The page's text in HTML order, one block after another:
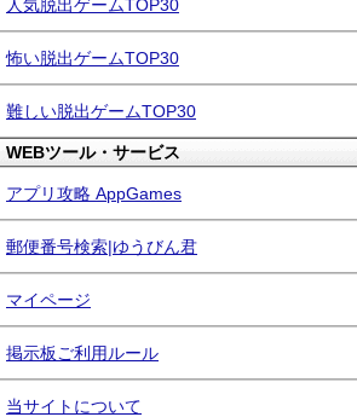
人気脱出ゲームTOP30
怖い脱出ゲームTOP30
難しい脱出ゲームTOP30
WEBツール・サービス
アプリ攻略 AppGames
郵便番号検索|ゆうびん君
マイページ
掲示板ご利用ルール
当サイトについて